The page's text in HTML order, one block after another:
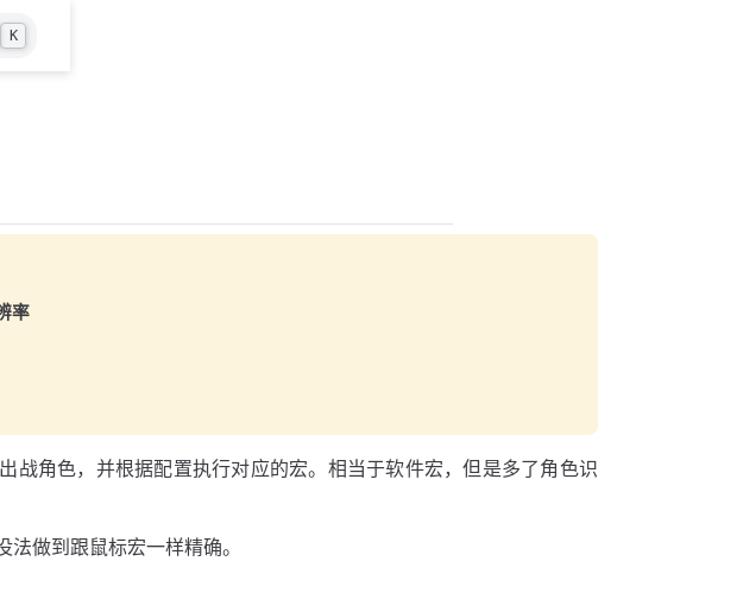
K
率
战角色，并根据配置执行对应的宏。相当于软件宏，但是多了角色识
做到跟鼠标宏一样精确。